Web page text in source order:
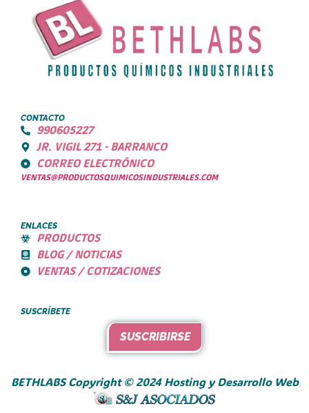
CONTACTO
990605227
JR. VIGIL 271 - BARRANCO
CORREO ELECTRÓNICO
VENTAS@PRODUCTOSQUIMICOSINDUSTRIALES.COM
ENLACES
PRODUCTOS
BLOG / NOTICIAS
VENTAS / COTIZACIONES
SUSCRÍBETE
SUSCRIBIRSE
BETHLABS Copyright © 2024 Hosting y Desarrollo Web